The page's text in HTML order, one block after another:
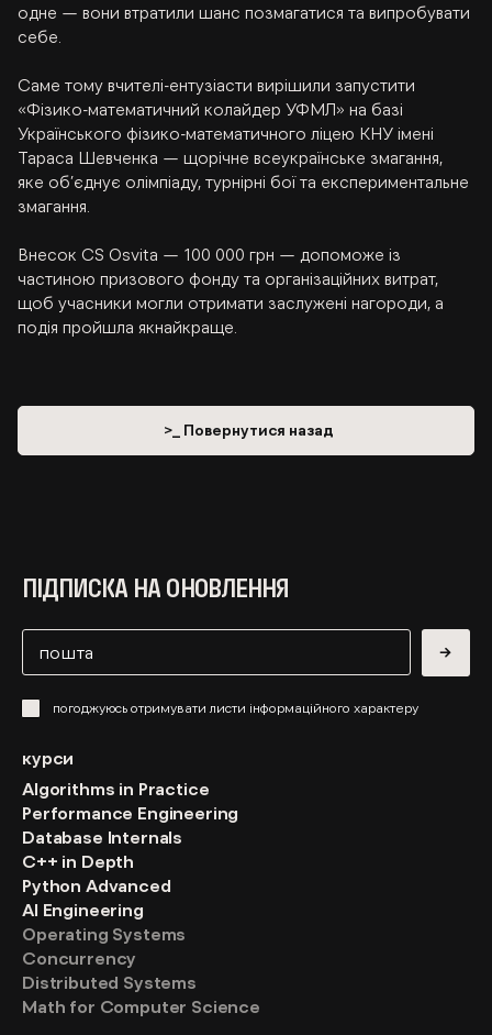
одне — вони втратили шанс позмагатися та випробувати
себе.
Саме тому вчителі-ентузіасти вирішили запустити
«Фізико-математичний колайдер УФМЛ» на базі
Українського фізико-математичного ліцею КНУ імені
Тараса Шевченка — щорічне всеукраїнське змагання,
яке об’єднує олімпіаду, турнірні бої та експериментальне
змагання.
Внесок CS Osvita — 100 000 грн — допоможе із
частиною призового фонду та організаційних витрат,
щоб учасники могли отримати заслужені нагороди, а
подія пройшла якнайкраще.
>_ Повернутися назад
→
погоджуюсь отримувати листи інформаційного характеру
ПІДПИСКА НА ОНОВЛЕННЯ
курси
Algorithms in Practice
Performance Engineering
Database Internals
C++ in Depth
Python Advanced
AI Engineering
Operating Systems
Concurrency
Distributed Systems
Math for Computer Science